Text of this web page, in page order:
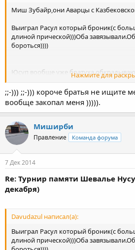
Миш Зубайр,они Аварцы с
Выиграл Расул который броник(с
длиной прической)))Оба
бороться))))
Юсуп вообще уже братуха
старого забрали))))молодых оставьте
наш по любому,недаром же кумыкская
Нажмите для
;;-))) ;;-))) короче братья не ищите
вообще закопал меня ))))).
Миширби
Правление Команда форума
7 Дек 2014
Re: Турнир памяти Шевалье
декабря)
Davudazul написал(а):
Выиграл Расул который броник(с
длиной прической)))Оба